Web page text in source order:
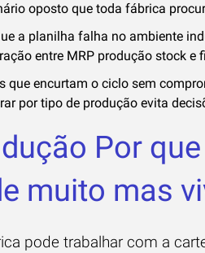
oposto que toda fábrica
a planilha falha no ambiente
entre MRP produção stock e
que encurtam o ciclo sem
por tipo de produção evita
Por
muito mas
pode trabalhar com a